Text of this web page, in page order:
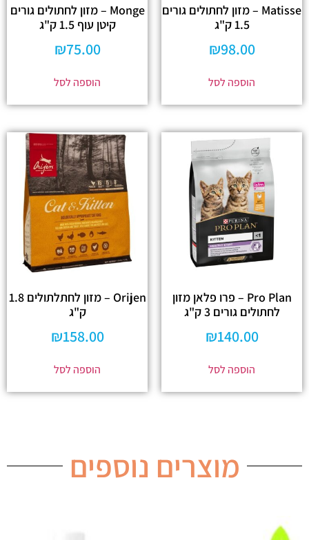
Matisse – מזון לחתולים גורים
1.5 ק"ג
₪98.00
הוספה לסל
Monge – מזון לחתולים גורים
קיטן עוף 1.5 ק"ג
₪75.00
הוספה לסל
Pro Plan – פרו פלאן מזון
לחתולים גורים 3 ק"ג
₪140.00
הוספה לסל
Orijen – מזון לחתלתולים 1.8
ק"ג
₪158.00
הוספה לסל
מוצרים נוספים